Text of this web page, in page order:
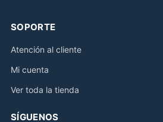
SOPORTE
Atención al cliente
Mi cuenta
Ver toda la tienda
SÍGUENOS